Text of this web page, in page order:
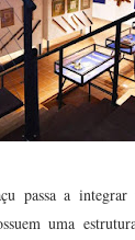
passa a
uma